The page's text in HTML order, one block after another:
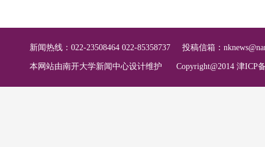
新闻热线：022-23508464 022-85358737 投稿信箱：
本网站由南开大学新闻中心设计维护 Copyright@2014 津ICP